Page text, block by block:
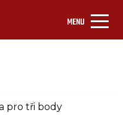
MENU
pro tři body